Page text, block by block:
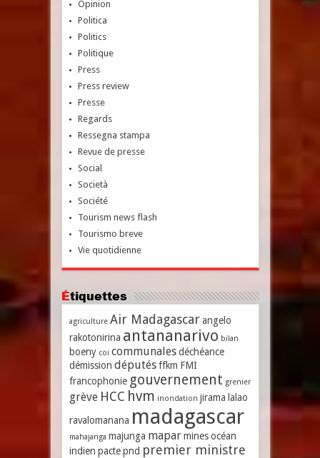
Opinion
Politica
Politics
Politique
Press
Press review
Presse
Regards
Ressegna stampa
Revue de presse
Social
Società
Société
Tourism news flash
Tourismo breve
Vie quotidienne
Étiquettes
agriculture Air Madagascar angelo
rakotonirina antananarivo bilan
boeny coi communales déchéance
démission députés ffkm FMI
francophonie gouvernement grenier
grève HCC hvm inondation jirama lalao
ravalomanana madagascar
mahajanga majunga mapar mines océan
indien pacte pnd premier ministre